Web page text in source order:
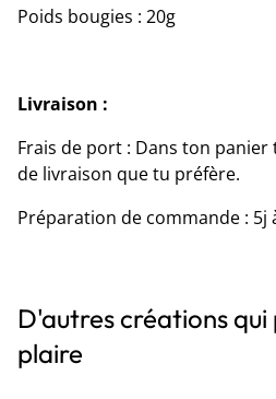
Poids bougies : 20g
Livraison :
Frais de port : Dans ton
de livraison que tu préfère.
Préparation de commande : 5j
D'autres créations
plaire